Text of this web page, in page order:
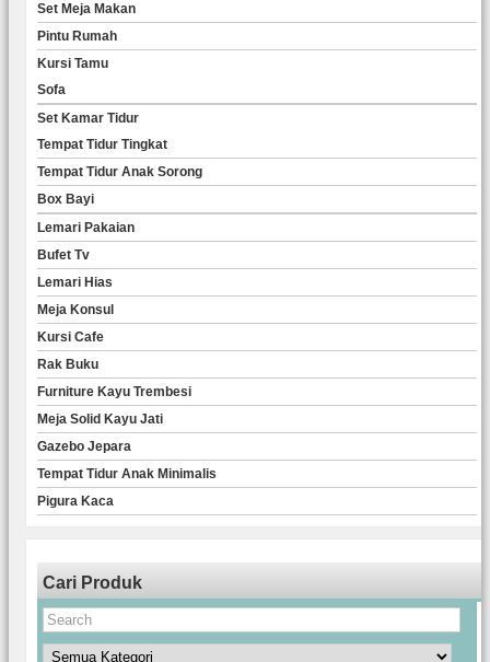
Set Meja Makan
Pintu Rumah
Kursi Tamu
Sofa
Set Kamar Tidur
Tempat Tidur Tingkat
Tempat Tidur Anak Sorong
Box Bayi
Lemari Pakaian
Bufet Tv
Lemari Hias
Meja Konsul
Kursi Cafe
Rak Buku
Furniture Kayu Trembesi
Meja Solid Kayu Jati
Gazebo Jepara
Tempat Tidur Anak Minimalis
Pigura Kaca
Cari Produk